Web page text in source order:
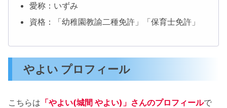
愛称：いずみ
資格：「幼稚園教諭二種免許」「保育士免許」
やよい プロフィール
こちらは 「やよい(城間 やよい)」さんのプロフィールで